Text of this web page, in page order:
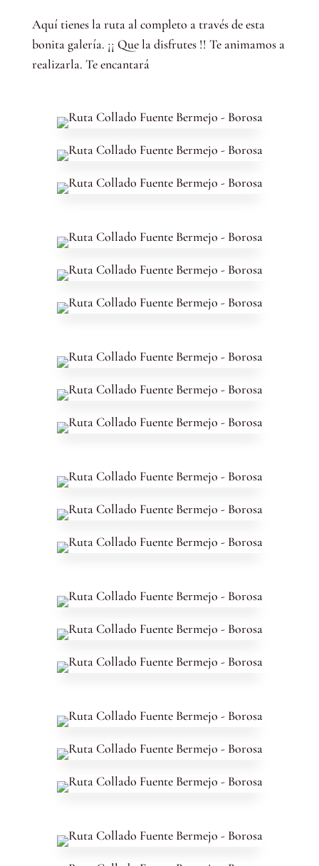
Aquí tienes la ruta al completo a través de esta
bonita galería. ¡¡ Que la disfrutes !! Te animamos a
realizarla. Te encantará